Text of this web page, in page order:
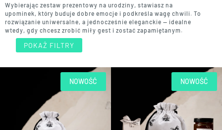
Wybierając zestaw prezentowy na urodziny, stawiasz na
upominek, który buduje dobre emocje i podkreśla wagę chwili. To
rozwiązanie uniwersalne, a jednocześnie eleganckie — idealne
wtedy, gdy chcesz zrobić miły gest i zostać zapamiętanym.
POKAŻ FILTRY
NOWOŚĆ NOWOŚĆ